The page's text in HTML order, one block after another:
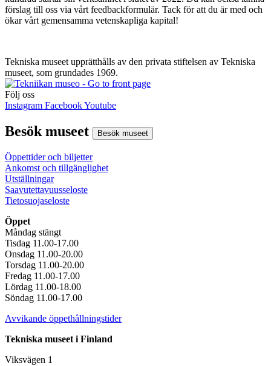
förslag till oss via vårt feedbackformulär. Tack för att du är med och
ökar vårt gemensamma vetenskapliga kapital!
Tekniska museet upprätthålls av den privata stiftelsen av Tekniska
museet, som grundades 1969.
Följ oss
Instagram FacebookYoutube
Besök museet Besök museet
Öppettider och biljetter
Ankomst och tillgänglighet
Utställningar
Saavutettavuusseloste
Tietosuojaseloste
Öppet
Måndag stängt
Tisdag 11.00-17.00
Onsdag 11.00-20.00
Torsdag 11.00-20.00
Fredag 11.00-17.00
Lördag 11.00-18.00
Söndag 11.00-17.00
Avvikande öppethållningstider
Tekniska museet i Finland
Viksvägen 1